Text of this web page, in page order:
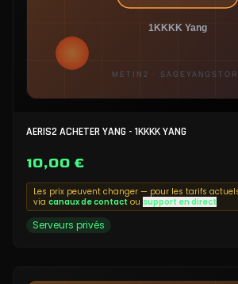
AERIS2 ACHETER YANG - 1KKKK YANG
10,00 €
Les prix peuvent changer — pour les tarifs
via canaux de contact ou support en direct
Serveurs privés